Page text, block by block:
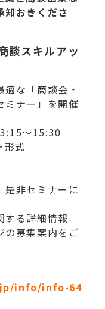
知おきくださ
談スキルアッ
な「商談会・
ミナー」を開催
～15:30
式
是非セミナーに
する詳細情報
の募集案内をご
info/info-64